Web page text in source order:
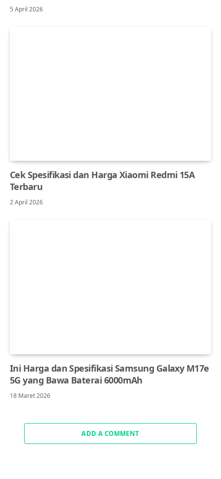
5 April 2026
Cek Spesifikasi dan Harga Xiaomi Redmi 15A
Terbaru
2 April 2026
Ini Harga dan Spesifikasi Samsung Galaxy M17e
5G yang Bawa Baterai 6000mAh
18 Maret 2026
ADD A COMMENT